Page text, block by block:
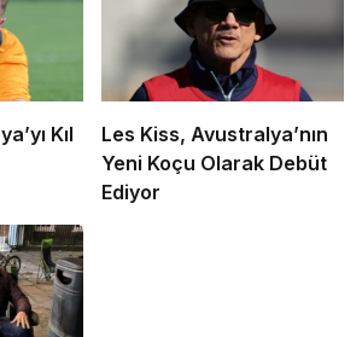
Kıl
Les Kiss, Avustralya’nın
Yeni Koçu Olarak Debüt
Ediyor